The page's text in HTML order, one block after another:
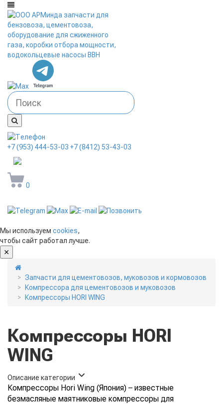
+7 (953) 444-53-03 +7 (8412) 53-43-03
0
Мы используем cookies,
чтобы сайт работал лучше.
Запчасти для цементовозов, муковозов и кормовозов
Компрессора для цементовозов и муковозов
Компрессоры HORI WING
Компрессоры HORI
WING
Описание категории
Компрессоры Hori Wing (Япония) – известные
безмасляные маятниковые компрессоры для